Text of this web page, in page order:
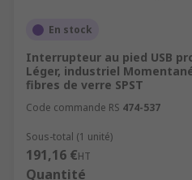
En stock
Interrupteur au pied USB
Léger, industriel
fibres de verre SPST
Code commande RS 474-537
Sous-total (1 unité)
191,16 €HT
Quantité